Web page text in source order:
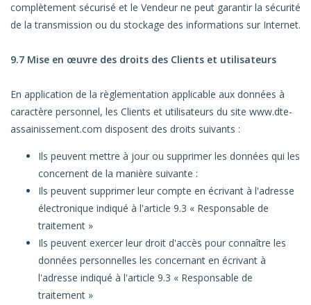
complètement sécurisé et le Vendeur ne peut garantir la sécurité
de la transmission ou du stockage des informations sur Internet.
9.7 Mise en œuvre des droits des Clients et utilisateurs
En application de la règlementation applicable aux données à
caractère personnel, les Clients et utilisateurs du site www.dte-
assainissement.com disposent des droits suivants :
Ils peuvent mettre à jour ou supprimer les données qui les
concernent de la manière suivante :
Ils peuvent supprimer leur compte en écrivant à l'adresse
électronique indiqué à l'article 9.3 « Responsable de
traitement »
Ils peuvent exercer leur droit d'accès pour connaître les
données personnelles les concernant en écrivant à
l'adresse indiqué à l'article 9.3 « Responsable de
traitement »